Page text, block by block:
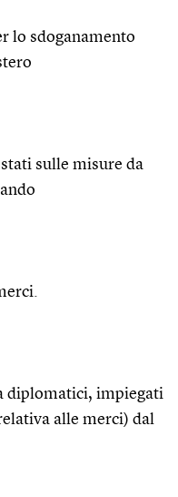
lo sdoganamento
sulle misure da
diplomatici, impiegati
alle merci) dal